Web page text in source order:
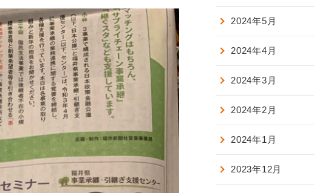
2024年5月
2024年4月
2024年3月
2024年2月
2024年1月
2023年12月